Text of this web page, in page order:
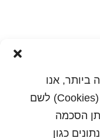
ביותר, אנו
משתמשים בטכנולוגיות כגון עוגיות (Cookies) לשם
הסכמה
כגון
שלח לחבר
שמורות לשראל 2018 | עיצוב ותכנות: סטודיו